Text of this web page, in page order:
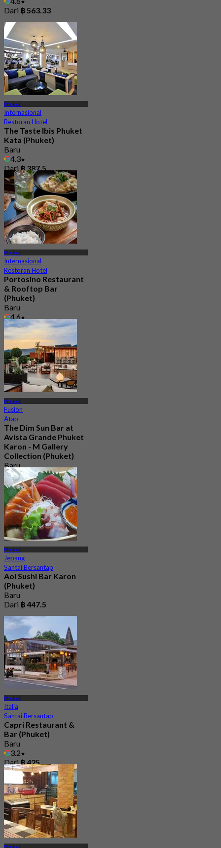
Dari ฿ 563.33
Phuket
Internasional
Restoran Hotel
The Taste Ibis Phuket
Kata (Phuket)
Baru
4.3
Dari ฿ 387.5
Phuket
Internasional
Restoran Hotel
Portosino Restaurant
& Rooftop Bar
(Phuket)
Baru
4.6
Dari฿ 530
Phuket
Fusion
Atap
The Dim Sun Bar at
Avista Grande Phuket
Karon - M Gallery
Collection (Phuket)
Baru
5.0
Dari฿ 1,299
Phuket
Jepang
Santai Bersantap
Aoi Sushi Bar Karon
(Phuket)
Baru
Dari ฿ 447.5
Phuket
Italia
Santai Bersantap
Capri Restaurant &
Bar (Phuket)
Baru
3.2
Dari ฿ 425
Phuket